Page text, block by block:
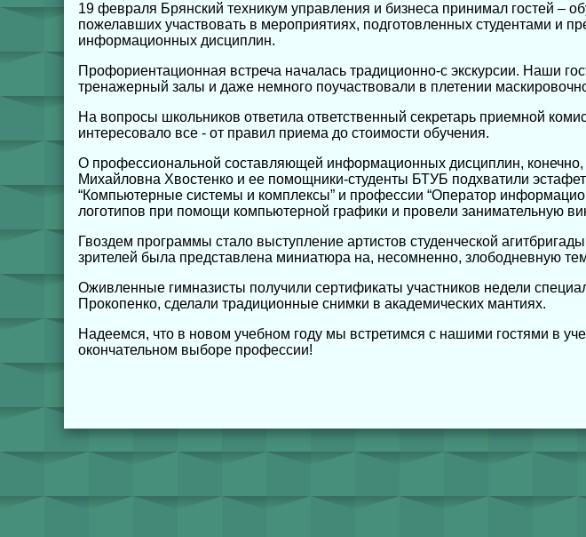
19 февраля Брянский техникум управления и бизнеса принимал гостей
пожелавших участвовать в мероприятиях, подготовленных студентами и
информационных дисциплин.
Профориентационная встреча началась традиционно-с экскурсии. Наши
тренажерный залы и даже немного поучаствовали в плетении
На вопросы школьников ответила ответственный секретарь приемной
интересовало все - от правил приема до стоимости обучения.
О профессиональной составляющей информационных дисциплин,
Михайловна Хвостенко и ее помощники-студенты БТУБ подхватили
“Компьютерные системы и комплексы” и профессии “Оператор
логотипов при помощи компьютерной графики и провели занимательную
Гвоздем программы стало выступление артистов студенческой
зрителей была представлена миниатюра на, несомненно, злободневную
Оживленные гимназисты получили сертификаты участников недели
Прокопенко, сделали традиционные снимки в академических мантиях.
Надеемся, что в новом учебном году мы встретимся с нашими гостями в
окончательном выборе профессии!